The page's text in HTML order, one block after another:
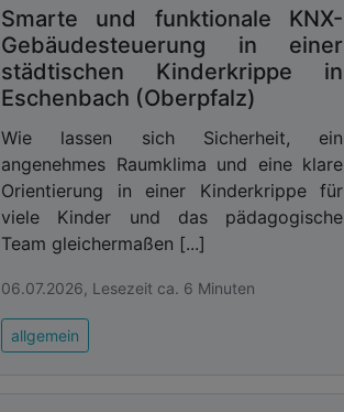
Smarte und funktionale KNX-
Gebäudesteuerung in einer
städtischen Kinderkrippe in
Eschenbach (Oberpfalz)
Wie lassen sich Sicherheit, ein
angenehmes Raumklima und eine klare
Orientierung in einer Kinderkrippe für
viele Kinder und das pädagogische
Team gleichermaßen [...]
06.07.2026, Lesezeit ca. 6 Minuten
allgemein